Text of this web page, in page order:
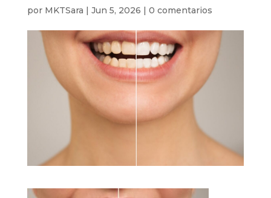
por MKTSara | Jun 5, 2026 | 0 comentarios